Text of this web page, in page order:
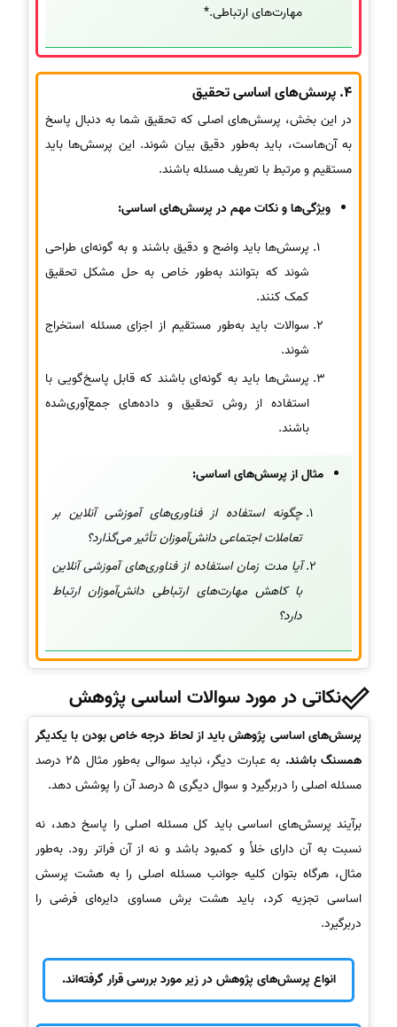
مهارت‌های ارتباطی.*
4. پرسش‌های اساسی تحقیق
در این بخش، پرسش‌های اصلی که تحقیق شما به دنبال پاسخ
به آن‌هاست، باید به‌طور دقیق بیان شوند. این پرسش‌ها باید
مستقیم و مرتبط با تعریف مسئله باشند.
ویژگی‌ها و نکات مهم در پرسش‌های اساسی:
پرسش‌ها باید واضح و دقیق باشند و به گونه‌ای طراحی
شوند که بتوانند به‌طور خاص به حل مشکل تحقیق
کمک کنند.
سوالات باید به‌طور مستقیم از اجزای مسئله استخراج
شوند.
پرسش‌ها باید به گونه‌ای باشند که قابل پاسخ‌گویی با
استفاده از روش تحقیق و داده‌های جمع‌آوری‌شده
باشند.
مثال از پرسش‌های اساسی:
چگونه استفاده از فناوری‌های آموزشی آنلاین بر
تعاملات اجتماعی دانش‌آموزان تأثیر می‌گذارد؟
آیا مدت زمان استفاده از فناوری‌های آموزشی آنلاین
با کاهش مهارت‌های ارتباطی دانش‌آموزان ارتباط
دارد؟
نکاتی در مورد سوالات اساسی پژوهش
پرسش‌های اساسی پژوهش باید از لحاظ درجه خاص بودن با یکدیگر
همسنگ باشند.
به عبارت دیگر، نباید سوالی به‌طور مثال 25 درصد
مسئله اصلی را دربرگیرد و سوال دیگری 5 درصد آن را پوشش دهد.
برآیند پرسش‌های اساسی باید کل مسئله اصلی را پاسخ دهد، نه
نسبت به آن دارای خلأ و کمبود باشد و نه از آن فراتر رود. به‌طور
مثال، هرگاه بتوان کلیه جوانب مسئله اصلی را به هشت پرسش
اساسی تجزیه کرد، باید هشت برش مساوی دایره‌ای فرضی را
دربرگیرد.
انواع پرسش‌های پژوهش در زیر مورد بررسی قرار گرفته‌اند.